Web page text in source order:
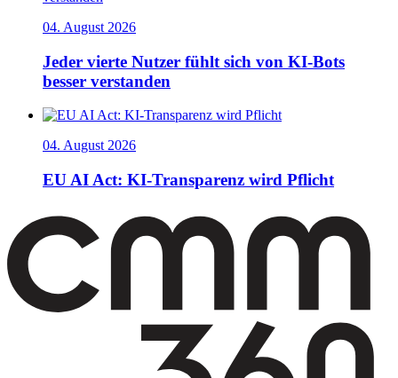
04. August 2026
Jeder vierte Nutzer fühlt sich von KI-Bots
besser verstanden
04. August 2026
EU AI Act: KI-Transparenz wird Pflicht